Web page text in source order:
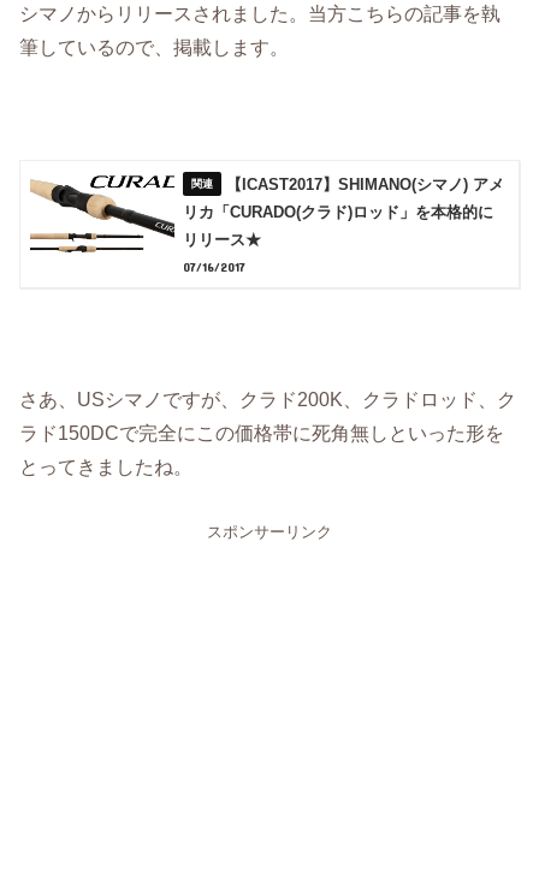
シマノからリリースされました。当方こちらの記事を執
筆しているので、掲載します。
【ICAST2017】SHIMANO(シマノ) アメ
リカ「CURADO(クラド)ロッド」を本格的に
リリース★
07/16/2017
さあ、USシマノですが、クラド200K、クラドロッド、ク
ラド150DCで完全にこの価格帯に死角無しといった形を
とってきましたね。
スポンサーリンク